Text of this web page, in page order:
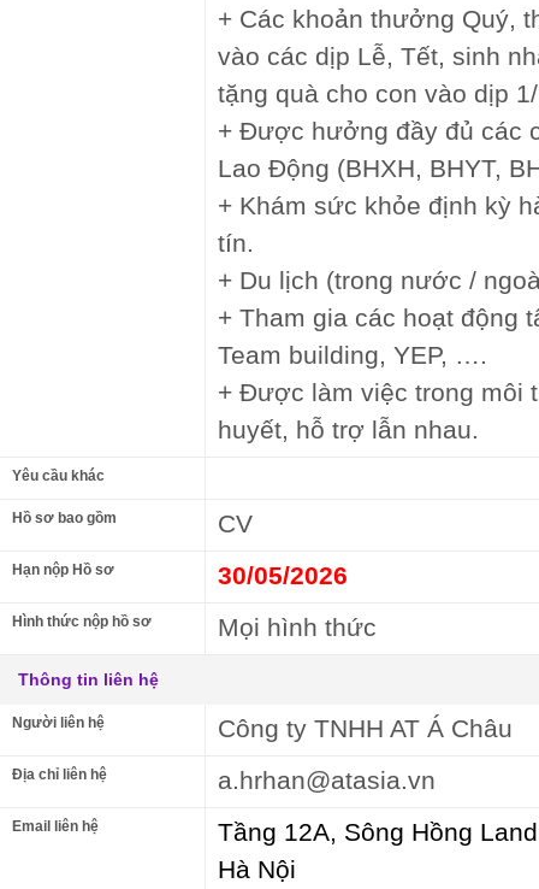
+ Các khoản thưởng Quý,
vào các dịp Lễ, Tết, sinh
tặng quà cho con vào dịp
+ Được hưởng đầy đủ các
Lao Động (BHXH, BHYT,
+ Khám sức khỏe định kỳ
tín.
+ Du lịch (trong nước /
+ Tham gia các hoạt động
Team building, YEP, ….
+ Được làm việc trong môi
huyết, hỗ trợ lẫn nhau.
Yêu cầu khác
Hồ sơ bao gồm CV
Hạn nộp Hồ sơ 30/05/2026
Hình thức nộp hồ sơ Mọi hình thức
Thông tin liên hệ
Người liên hệ Công ty TNHH AT Á Châu
Địa chỉ liên hệ a.hrhan@atasia.vn
Email liên hệ
Tầng 12A, Sông Hồng
Hà Nội